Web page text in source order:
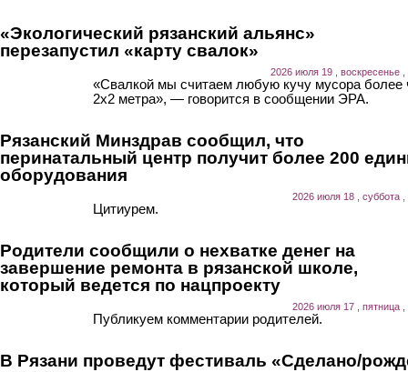
«Экологический рязанский альянс»
перезапустил «карту свалок»
2026 июля 19 , воскресенье ,
«Свалкой мы считаем любую кучу мусора более
2х2 метра», — говорится в сообщении ЭРА.
Рязанский Минздрав сообщил, что
перинатальный центр получит более 200
оборудования
2026 июля 18 , суббота ,
Цитиурем.
Родители сообщили о нехватке денег на
завершение ремонта в рязанской школе,
который ведется по нацпроекту
2026 июля 17 , пятница ,
Публикуем комментарии родителей.
В Рязани проведут фестиваль «Сделано/